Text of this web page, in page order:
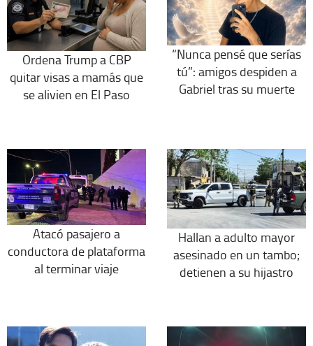
Ordena Trump a CBP
quitar visas a mamás que
se alivien en El Paso
“Nunca pensé que serías
tú”: amigos despiden a
Gabriel tras su muerte
Atacó pasajero a
conductora de plataforma
al terminar viaje
Hallan a adulto mayor
asesinado en un tambo;
detienen a su hijastro